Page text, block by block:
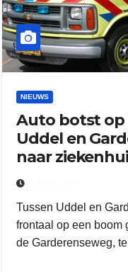
NIEUWS
Auto botst op
Uddel en
naar
Tussen Uddel en
frontaal op een boom
de Garderenseweg,